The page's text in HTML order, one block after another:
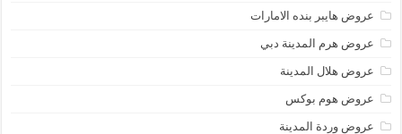
عروض هايبر بنده الامارات
عروض هرم المدينة دبي
عروض هلال المدينة
عروض هوم بوكس
عروض وردة المدينة